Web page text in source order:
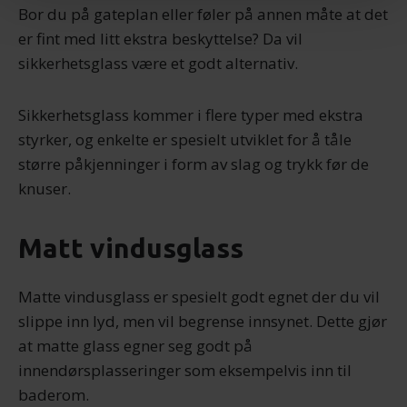
Vi bruker informasjonskapsler for å gi innhold og
annonser et personlig preg, for å levere sosiale
dessuten informasjon om hvordan du bruker nettstedet
vårt, med partnerne våre innen sosiale medier,
annonsering og analysearbeid, som kan kombinere den
med annen informasjon du har gjort tilgjengelig for dem,
eller som de har samlet inn gjennom din bruk av
Bor du på gateplan eller føler på annen måte at det
er fint med litt ekstra beskyttelse? Da vil
sikkerhetsglass være et godt alternativ.
Sikkerhetsglass kommer i flere typer med ekstra
styrker, og enkelte er spesielt utviklet for å tåle
større påkjenninger i form av slag og trykk før de
knuser.
Matt vindusglass
Matte vindusglass er spesielt godt egnet der du vil
slippe inn lyd, men vil begrense innsynet. Dette gjør
at matte glass egner seg godt på
innendørsplasseringer som eksempelvis inn til
baderom.